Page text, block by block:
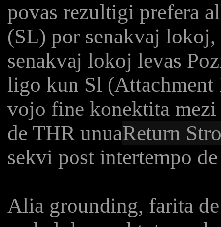
povas rezultigi prefera
(SL) por senakvaj
senakvaj lokoj levas
ligo kun Sl (Attachment
vojo fine konektita
de THR unuaReturn
sekvi post intertempo
Alia grounding, farita